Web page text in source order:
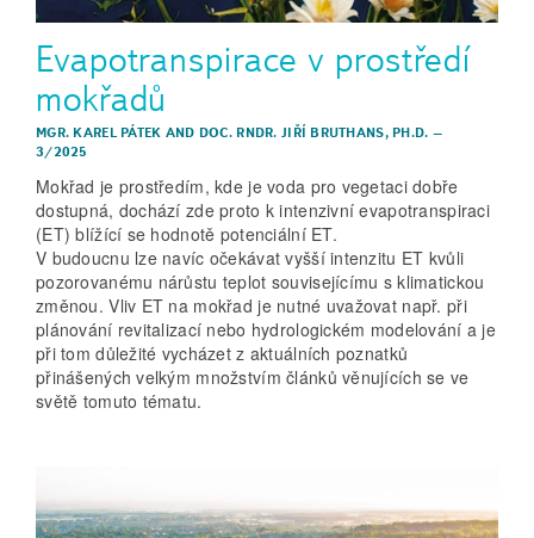
Evapotranspirace v prostředí
mokřadů
MGR. KAREL PÁTEK AND DOC. RNDR. JIŘÍ BRUTHANS, PH.D. –
3/2025
Mokřad je prostředím, kde je voda pro vegetaci dobře
dostupná, dochází zde proto k intenzivní evapotranspiraci
(ET) blížící se hodnotě potenciální ET.
V budoucnu lze navíc očekávat vyšší intenzitu ET kvůli
pozorovanému nárůstu teplot souvisejícímu s klimatickou
změnou. Vliv ET na mokřad je nutné uvažovat např. při
plánování revitalizací nebo hydrologickém modelování a je
při tom důležité vycházet z aktuálních poznatků
přinášených velkým množstvím článků věnujících se ve
světě tomuto tématu.